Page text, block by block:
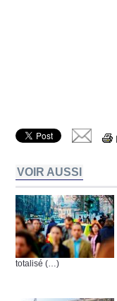
VOIR AUSSI
totalisé (…)